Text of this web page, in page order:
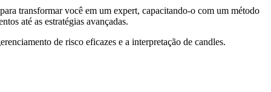
transformar você em um expert, capacitando-o com um método
até as estratégias avançadas.
de risco eficazes e a interpretação de candles.